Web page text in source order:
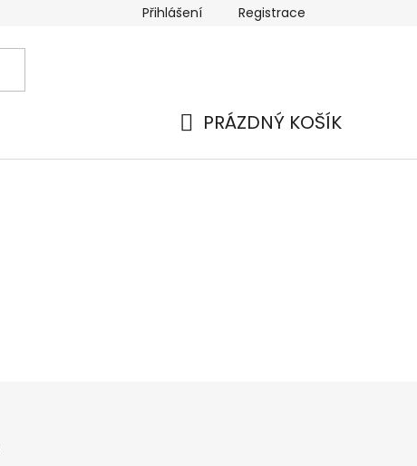
Přihlášení Registrace
PRÁZDNÝ KOŠÍK